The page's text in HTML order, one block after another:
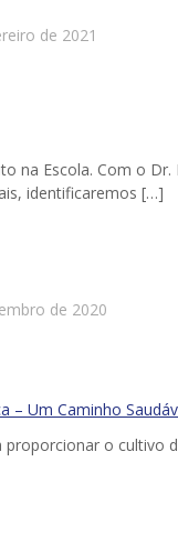
de 2021
na Escola. Com o
identificaremos […]
de 2020
– Um Caminho
o cultivo